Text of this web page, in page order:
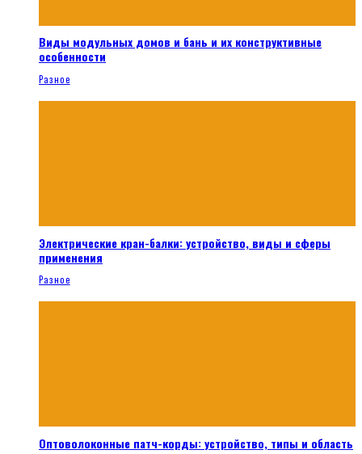
Виды модульных домов и бань и их конструктивные
особенности
Разное
Электрические кран-балки: устройство, виды и сферы
применения
Разное
Оптоволоконные патч-корды: устройство, типы и область